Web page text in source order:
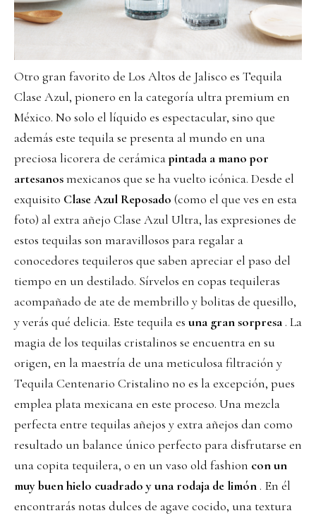
Otro gran favorito de Los Altos de Jalisco es Tequila
Clase Azul, pionero en la categoría ultra premium en
México. No solo el líquido es espectacular, sino que
además este tequila se presenta al mundo en una
preciosa licorera de cerámicapintada a mano por
artesanosmexicanos que se ha vuelto icónica. Desde el
exquisito Clase Azul Reposado (como el que ves en esta
foto) al extra añejo Clase Azul Ultra, las expresiones de
estos tequilas son maravillosos para regalar a
conocedores tequileros que saben apreciar el paso del
tiempo en un destilado. Sírvelos en copas tequileras
acompañado de ate de membrillo y bolitas de quesillo,
y verás qué delicia. Este tequila es una gran sorpresa. La
magia de los tequilas cristalinos se encuentra en su
origen, en la maestría de una meticulosa filtración y
Tequila Centenario Cristalino no es la excepción, pues
emplea plata mexicana en este proceso. Una mezcla
perfecta entre tequilas añejos y extra añejos dan como
resultado un balance único perfecto para disfrutarse en
una copita tequilera, o en un vaso old fashion con un
muy buen hielo cuadrado y una rodaja de limón. En él
encontrarás notas dulces de agave cocido, una textura